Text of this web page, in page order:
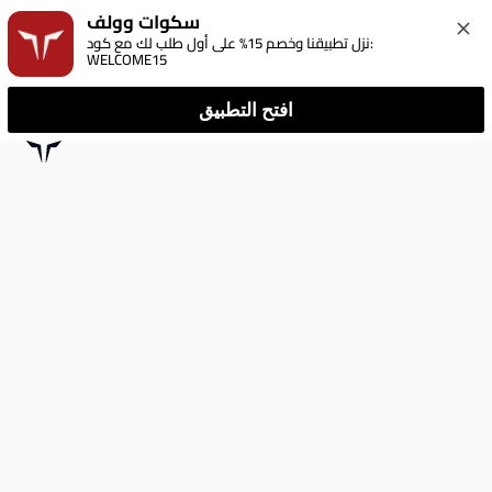
سكوات وولف
نزل تطبيقنا وخصم 15% على أول طلب لك مع كود:
WELCOME15
افتح التطبيق